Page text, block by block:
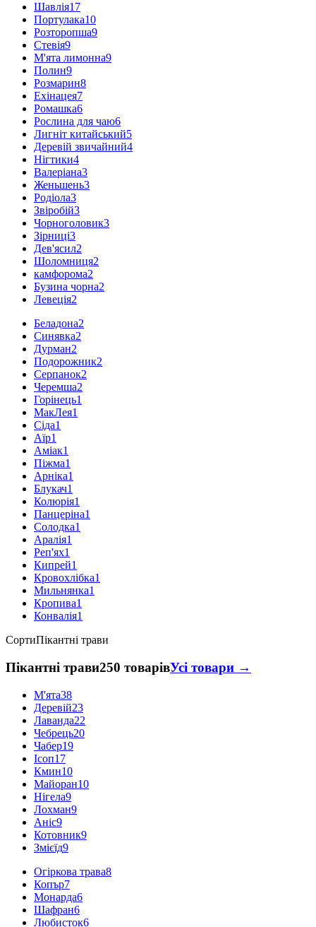
Шавлія17
Портулака10
Розторопша9
Стевія9
М'ята лимонна9
Полин9
Розмарин8
Ехінацея7
Ромашка6
Рослина для чаю6
Лигніт китайський5
Деревій звичайний4
Нігтики4
Валеріана3
Женьшень3
Родіола3
Звіробій3
Чорноголовик3
Зірниці3
Дев'ясил2
Шоломниця2
камфорома2
Бузина чорна2
Левеція2
Беладона2
Синявка2
Дурман2
Подорожник2
Серпанок2
Черемша2
Горінець1
МакЛея1
Сіда1
Аїр1
Аміак1
Піжма1
Арніка1
Блукач1
Колюрія1
Панцеріна1
Солодка1
Аралія1
Реп'ях1
Кипрей1
Кровохлібка1
Мильнянка1
Кропива1
Конвалія1
СортиПікантні трави
Пікантні трави250 товарівУсі товари →
М'ята38
Деревій23
Лаванда22
Чебрець20
Чабер19
Ісоп17
Кмин10
Майоран10
Нігела9
Лохман9
Аніс9
Котовник9
Змієїд9
Огіркова трава8
Копър7
Монарда6
Шафран6
Любисток6